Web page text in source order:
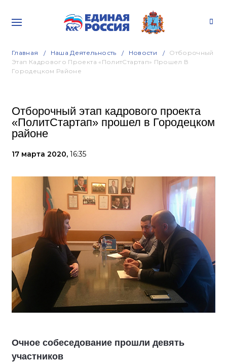
Главная Наша Деятельность Новости
Отборочный
Этап Кадрового Проекта «ПолитСтартап» Прошел В
Городецком Районе
Отборочный этап кадрового проекта
«ПолитСтартап» прошел в Городецком
районе
17 марта 2020, 16:35
Очное собеседование прошли девять
участников